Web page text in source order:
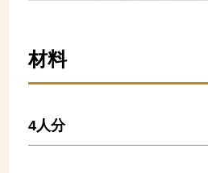
材料
4人分